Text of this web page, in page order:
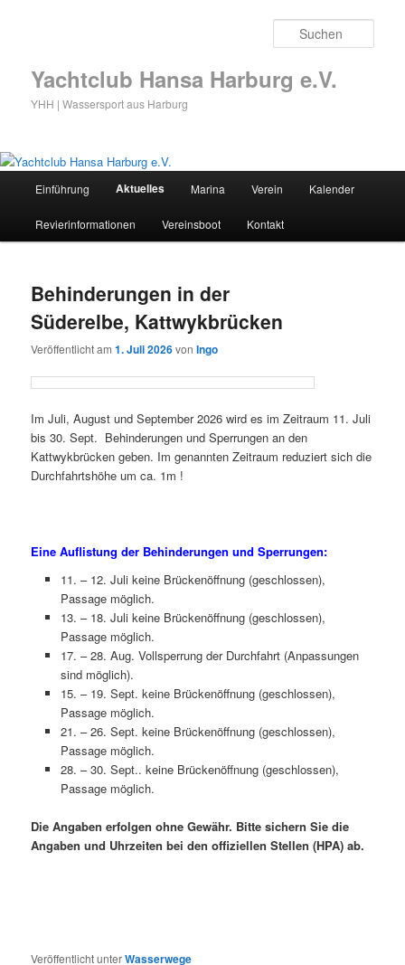
Yachtclub Hansa Harburg e.V.
YHH | Wassersport aus Harburg
Einführung Aktuelles Marina Verein Kalender
Revierinformationen Vereinsboot Kontakt
Behinderungen in der
Süderelbe, Kattwykbrücken
Veröffentlicht am1. Juli 2026vonIngo
Im Juli, August und September 2026 wird es im Zeitraum 11. Juli
bis 30. Sept. Behinderungen und Sperrungen an den
Kattwykbrücken geben. Im genannten Zeitraum reduziert sich die
Durchfahrtshöhe um ca. 1m !
Eine Auflistung der Behinderungen und Sperrungen:
11. – 12. Juli keine Brückenöffnung (geschlossen),
Passage möglich.
13. – 18. Juli keine Brückenöffnung (geschlossen),
Passage möglich.
17. – 28. Aug. Vollsperrung der Durchfahrt (Anpassungen
sind möglich).
15. – 19. Sept. keine Brückenöffnung (geschlossen),
Passage möglich.
21. – 26. Sept. keine Brückenöffnung (geschlossen),
Passage möglich.
28. – 30. Sept.. keine Brückenöffnung (geschlossen),
Passage möglich.
Die Angaben erfolgen ohne Gewähr. Bitte sichern Sie die
Angaben und Uhrzeiten bei den offiziellen Stellen (HPA) ab.
Veröffentlicht unterWasserwege